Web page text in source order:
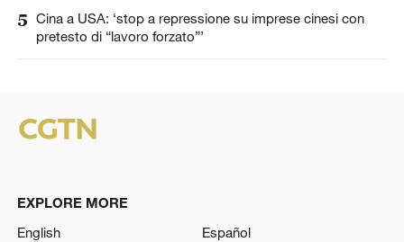
5 Cina a USA: ‘stop a repressione su imprese cinesi con
pretesto di “lavoro forzato”’
EXPLORE MORE
English
Español